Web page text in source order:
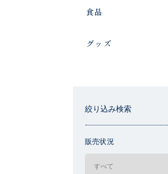
食品
グッズ
絞り込み検索
販売状況